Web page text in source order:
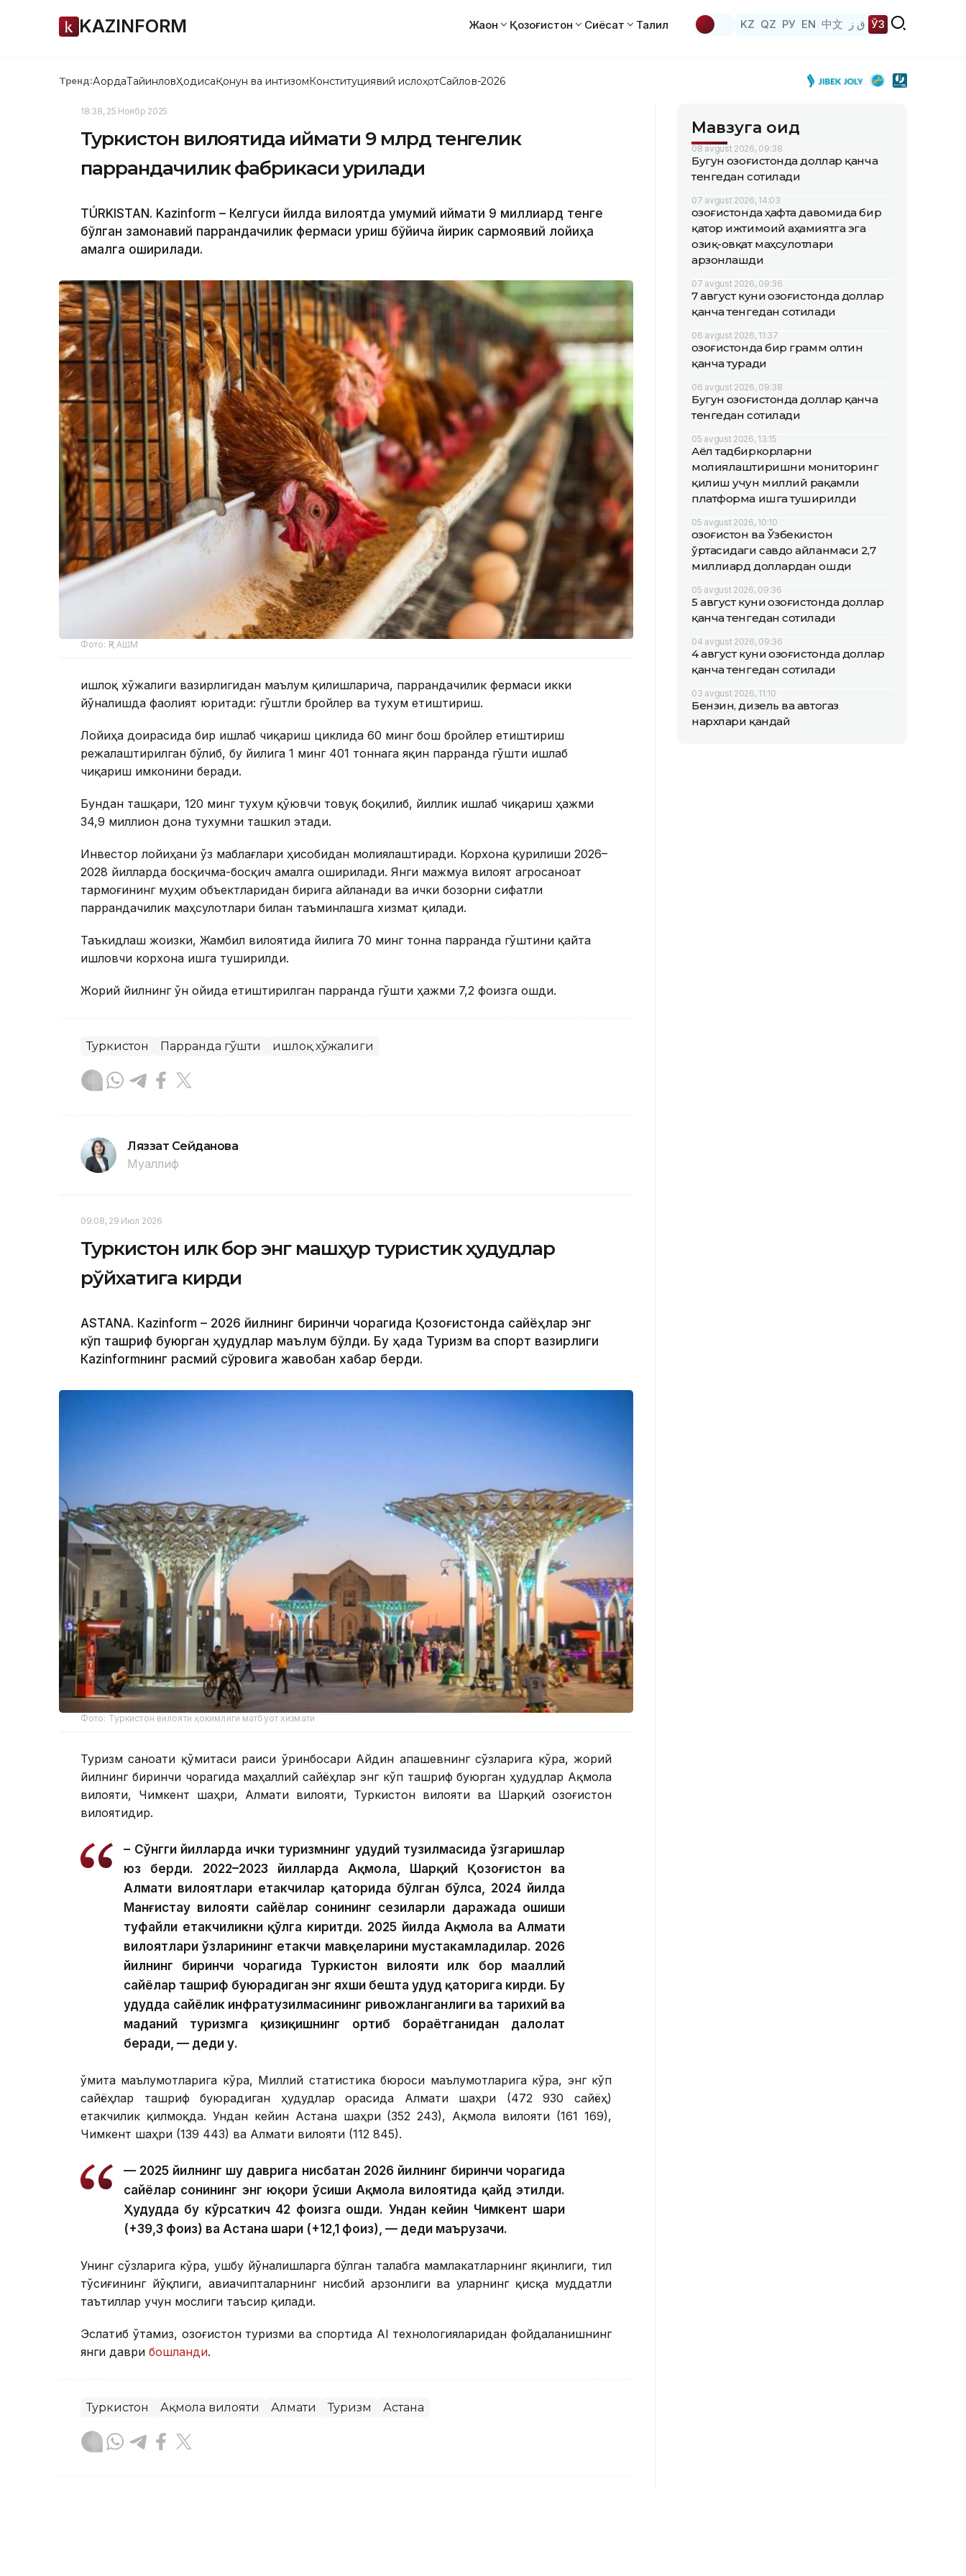
KAZINFORM Жаҳон Қозоғистон Сиёсат Таҳлил KZ QZ РУ EN 中文 ق ز ЎЗ
Тренд:АқордаТайинловҲодисаҚонун ва интизомКонституциявий ислоҳотСайлов-2026
18:38, 25 Ноябр 2025
Туркистон вилоятида қиймати 9 млрд тенгелик
паррандачилик фабрикаси қурилади
TÚRKІSTAN. Kazinform – Келгуси йилда вилоятда умумий қиймати 9 миллиард тенге
бўлган замонавий паррандачилик фермаси қуриш бўйича йирик сармоявий лойиҳа
амалга оширилади.
Фото: ҚР АШМ
Қишлоқ хўжалиги вазирлигидан маълум қилишларича, паррандачилик фермаси икки
йўналишда фаолият юритади: гўштли бройлер ва тухум етиштириш.
Лойиҳа доирасида бир ишлаб чиқариш циклида 60 минг бош бройлер етиштириш
режалаштирилган бўлиб, бу йилига 1 минг 401 тоннага яқин парранда гўшти ишлаб
чиқариш имконини беради.
Бундан ташқари, 120 минг тухум қўювчи товуқ боқилиб, йиллик ишлаб чиқариш ҳажми
34,9 миллион дона тухумни ташкил этади.
Инвестор лойиҳани ўз маблағлари ҳисобидан молиялаштиради. Корхона қурилиши 2026–
2028 йилларда босқичма-босқич амалга оширилади. Янги мажмуа вилоят агросаноат
тармоғининг муҳим объектларидан бирига айланади ва ички бозорни сифатли
паррандачилик маҳсулотлари билан таъминлашга хизмат қилади.
Таъкидлаш жоизки, Жамбил вилоятида йилига 70 минг тонна парранда гўштини қайта
ишловчи корхона ишга туширилди.
Жорий йилнинг ўн ойида етиштирилган парранда гўшти ҳажми 7,2 фоизга ошди.
Туркистон Парранда гўшти Қишлоқ хўжалиги
Ляззат Сейданова
Муаллиф
09:08, 29 Июл 2026
Туркистон илк бор энг машҳур туристик ҳудудлар
рўйхатига кирди
ASTANА. Кazinform – 2026 йилнинг биринчи чорагида Қозоғистонда сайёҳлар энг
кўп ташриф буюрган ҳудудлар маълум бўлди. Бу ҳақда Туризм ва спорт вазирлиги
Кazinformнинг расмий сўровига жавобан хабар берди.
Фото: Туркистон вилояти ҳокимлиги матбуот хизмати
Туризм саноати қўмитаси раиси ўринбосари Айдин Қапашевнинг сўзларига кўра, жорий
йилнинг биринчи чорагида маҳаллий сайёҳлар энг кўп ташриф буюрган ҳудудлар Ақмола
вилояти, Чимкент шаҳри, Алмати вилояти, Туркистон вилояти ва Шарқий Қозоғистон
вилоятидир.
– Сўнгги йилларда ички туризмнинг ҳудудий тузилмасида ўзгаришлар
юз берди. 2022–2023 йилларда Ақмола, Шарқий Қозоғистон ва
Алмати вилоятлари етакчилар қаторида бўлган бўлса, 2024 йилда
Манғистау вилояти сайёҳлар сонининг сезиларли даражада ошиши
туфайли етакчиликни қўлга киритди. 2025 йилда Ақмола ва Алмати
вилоятлари ўзларининг етакчи мавқеларини мустаҳкамладилар. 2026
йилнинг биринчи чорагида Туркистон вилояти илк бор маҳаллий
сайёҳлар ташриф буюрадиган энг яхши бешта ҳудуд қаторига кирди. Бу
ҳудудда сайёҳлик инфратузилмасининг ривожланганлиги ва тарихий ва
маданий туризмга қизиқишнинг ортиб бораётганидан далолат
беради, — деди у.
Қўмита маълумотларига кўра, Миллий статистика бюроси маълумотларига кўра, энг кўп
сайёҳлар ташриф буюрадиган ҳудудлар орасида Алмати шаҳри (472 930 сайёҳ)
етакчилик қилмоқда. Ундан кейин Астана шаҳри (352 243), Ақмола вилояти (161 169),
Чимкент шаҳри (139 443) ва Алмати вилояти (112 845).
— 2025 йилнинг шу даврига нисбатан 2026 йилнинг биринчи чорагида
сайёҳлар сонининг энг юқори ўсиши Ақмола вилоятида қайд этилди.
Ҳудудда бу кўрсаткич 42 фоизга ошди. Ундан кейин Чимкент шаҳри
(+39,3 фоиз) ва Астана шаҳри (+12,1 фоиз), — деди маърузачи.
Унинг сўзларига кўра, ушбу йўналишларга бўлган талабга мамлакатларнинг яқинлиги, тил
тўсиғининг йўқлиги, авиачипталарнинг нисбий арзонлиги ва уларнинг қисқа муддатли
таътиллар учун мослиги таъсир қилади.
Эслатиб ўтамиз, Қозоғистон туризми ва спортида AI технологияларидан фойдаланишнинг
янги даври бошланди.
Туркистон Ақмола вилояти Алмати Туризм Астана
Мавзуга оид
08 avgust 2026, 09:38
Бугун Қозоғистонда доллар қанча
тенгедан сотилади
07 avgust 2026, 14:03
Қозоғистонда ҳафта давомида бир
қатор ижтимоий аҳамиятга эга
озиқ-овқат маҳсулотлари
арзонлашди
07 avgust 2026, 09:36
7 август куни Қозоғистонда доллар
қанча тенгедан сотилади
06 avgust 2026, 11:37
Қозоғистонда бир грамм олтин
қанча туради
06 avgust 2026, 09:38
Бугун Қозоғистонда доллар қанча
тенгедан сотилади
05 avgust 2026, 13:15
Аёл тадбиркорларни
молиялаштиришни мониторинг
қилиш учун миллий рақамли
платформа ишга туширилди
05 avgust 2026, 10:10
Қозоғистон ва Ўзбекистон
ўртасидаги савдо айланмаси 2,7
миллиард доллардан ошди
05 avgust 2026, 09:36
5 август куни Қозоғистонда доллар
қанча тенгедан сотилади
04 avgust 2026, 09:36
4 август куни Қозоғистонда доллар
қанча тенгедан сотилади
03 avgust 2026, 11:10
Бензин, дизель ва автогаз
нархлари қандай